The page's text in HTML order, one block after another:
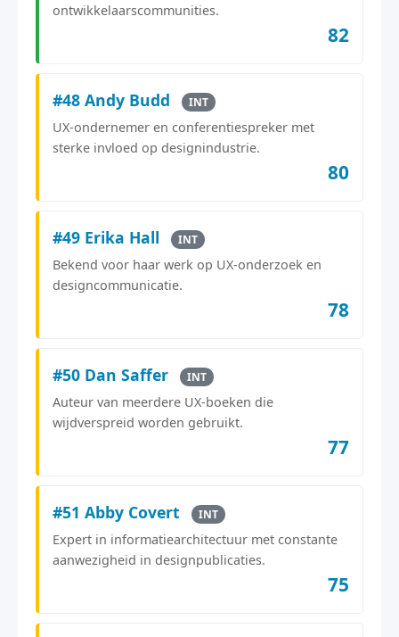
ontwikkelaarscommunities.
82
#48 Andy Budd INT
UX-ondernemer en conferentiespreker met
sterke invloed op designindustrie.
80
#49 Erika Hall INT
Bekend voor haar werk op UX-onderzoek en
designcommunicatie.
78
#50 Dan Saffer INT
Auteur van meerdere UX-boeken die
wijdverspreid worden gebruikt.
77
#51 Abby Covert INT
Expert in informatiearchitectuur met constante
aanwezigheid in designpublicaties.
75